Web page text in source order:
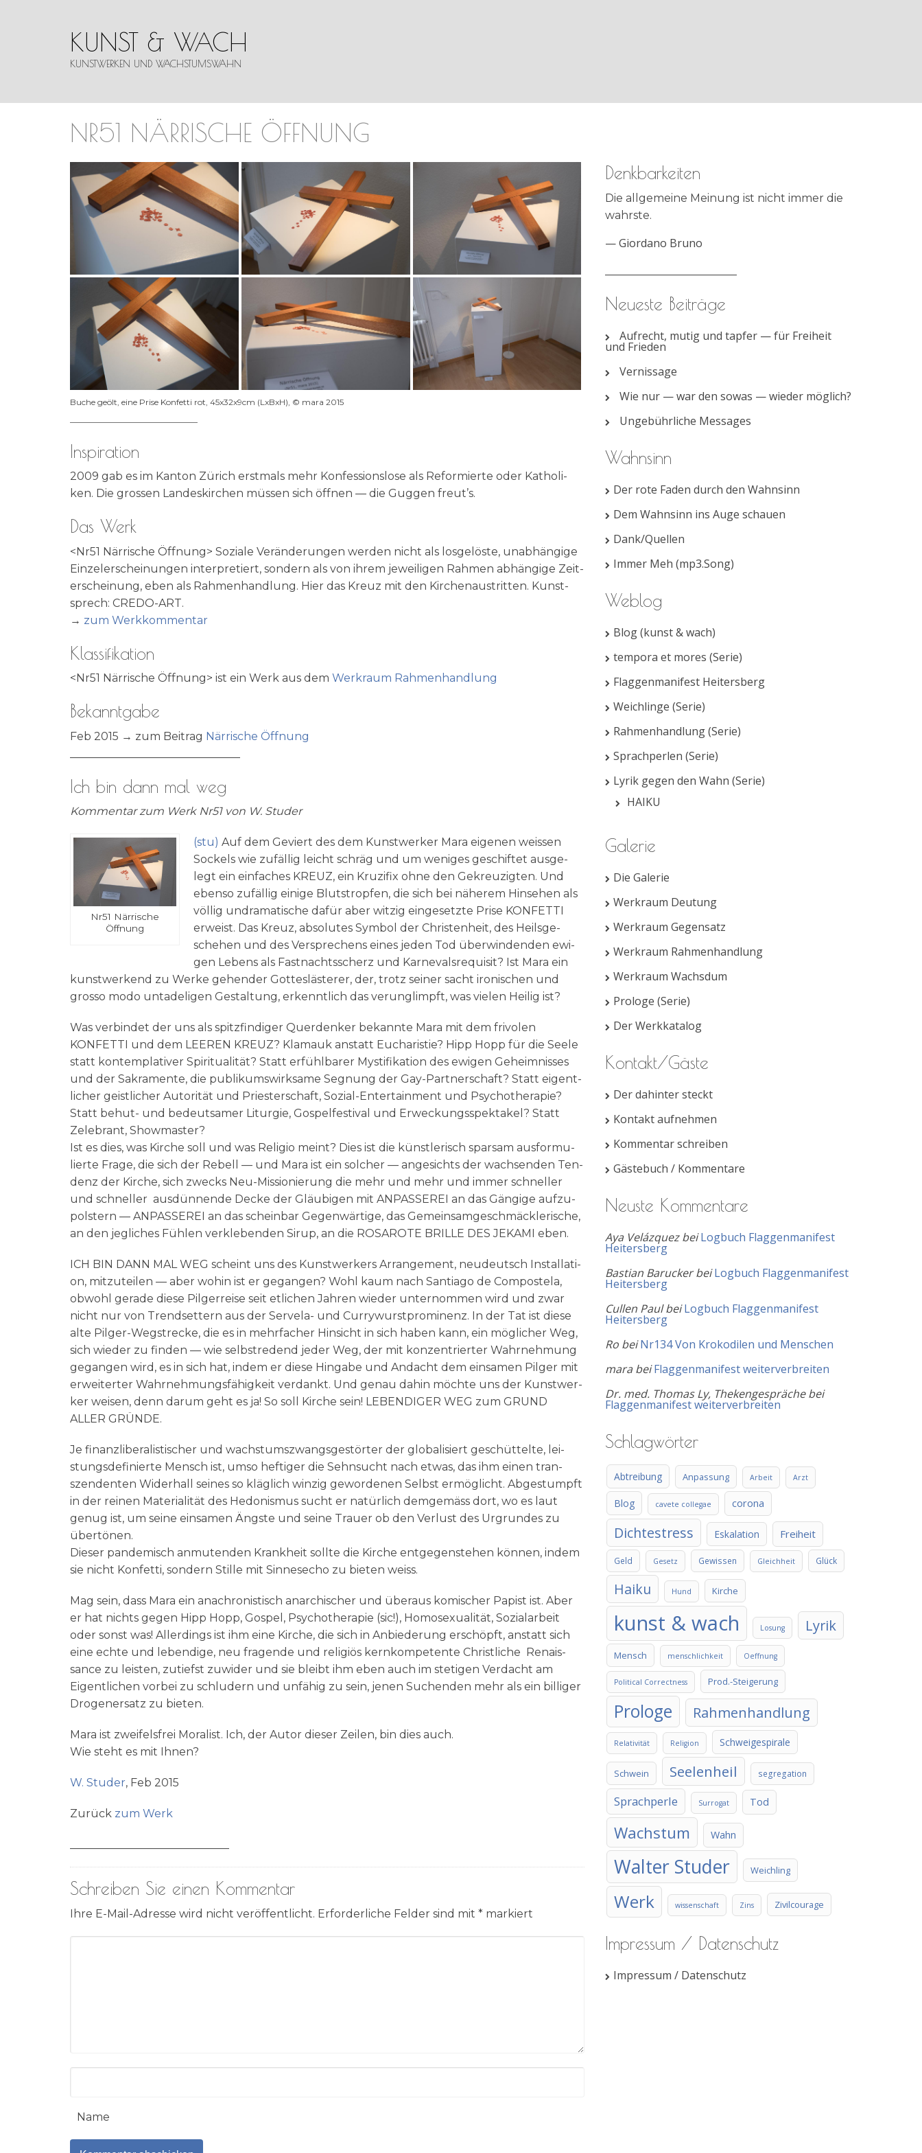
KUNST & WACH
KUNSTWERKEN UND WACHSTUMSWAHN
NR51 NÄRRISCHE ÖFFNUNG
Buche geölt, eine Pri­se Kon­fet­ti rot, 45x32x9cm (LxBxH), © mara 2015
Inspiration
2009 gab es im Kan­ton Zürich erst­mals mehr Kon­fes­si­ons­lo­se als Refor­mier­te oder Katho­li­
ken. Die gros­sen Lan­des­kir­chen müs­sen sich öff­nen — die Gug­gen freut’s.
Das Werk
<Nr51 När­ri­sche Öff­nung> Sozia­le Ver­än­de­run­gen wer­den nicht als los­ge­lö­ste, unab­hän­gi­ge
Ein­zel­er­schei­nun­gen inter­pre­tiert, son­dern als von ihrem jewei­li­gen Rah­men abhän­gi­ge Zeit­
er­schei­nung, eben als Rah­men­hand­lung. Hier das Kreuz mit den Kir­chen­aus­trit­ten. Kunst­
sprech: CREDO-ART.
→ zum Werk­kom­men­tar
Klassifikation
<Nr51 När­ri­sche Öff­nung> ist ein Werk aus dem Werk­raum Rahmenhandlung
Bekanntgabe
Feb 2015 → zum Bei­trag När­ri­sche Öffnung
Ich bin dann mal weg
Kom­men­tar zum Werk Nr51 von W. Studer
Nr51 När­ri­sche
Öffnung
(stu) Auf dem Geviert des dem Kunst­wer­ker Mara eige­nen weis­sen
Sockels wie zufäl­lig leicht schräg und um weni­ges geschif­tet aus­ge­
legt ein ein­fa­ches KREUZ, ein Kru­zi­fix ohne den Gekreu­zig­ten. Und
eben­so zufäl­lig eini­ge Bluts­trop­fen, die sich bei nähe­rem Hin­se­hen als
völ­lig undra­ma­ti­sche dafür aber wit­zig ein­ge­setz­te Pri­se KONFETTI
erweist. Das Kreuz, abso­lu­tes Sym­bol der Chri­sten­heit, des Heils­ge­
sche­hen und des Ver­spre­chens eines jeden Tod über­win­den­den ewi­
gen Lebens als Fast­nachts­scherz und Kar­ne­vals­re­qui­sit? Ist Mara ein
kunst­wer­kend zu Wer­ke gehen­der Got­tes­lä­ste­rer, der, trotz sei­ner sacht iro­ni­schen und
grosso modo unta­de­li­gen Gestal­tung, erkennt­lich das ver­un­glimpft, was vie­len Hei­lig ist?
Was ver­bin­det der uns als spitz­fin­di­ger Quer­den­ker bekann­te Mara mit dem fri­vo­len
KONFETTI und dem LEEREN KREUZ? Kla­mauk anstatt Eucha­ri­stie? Hipp Hopp für die See­le
statt kon­tem­pla­ti­ver Spi­ri­tua­li­tät? Statt erfühl­ba­rer Mysti­fi­ka­ti­on des ewi­gen Geheim­nis­ses
und der Sakra­men­te, die publi­kums­wirk­sa­me Seg­nung der Gay-Part­ner­schaft? Statt eigent­
li­cher geist­li­cher Auto­ri­tät und Prie­ster­schaft, Sozi­al-Enter­tain­ment und Psy­cho­the­ra­pie?
Statt behut- und bedeut­sa­mer Lit­ur­gie, Gos­pel­fe­sti­val und Erweckungs­spek­ta­kel? Statt
Zele­brant, Showmaster?
Ist es dies, was Kir­che soll und was Reli­gio meint? Dies ist die künst­le­risch spar­sam aus­for­mu­
lier­te Fra­ge, die sich der Rebell — und Mara ist ein sol­cher — ange­sichts der wach­sen­den Ten­
denz der Kir­che, sich zwecks Neu-Mis­sio­nie­rung die mehr und mehr und immer schnel­ler
und schnel­ler aus­dün­nen­de Decke der Gläu­bi­gen mit ANPASSEREI an das Gän­gi­ge auf­zu­
pol­stern — ANPASSEREI an das schein­bar Gegen­wär­ti­ge, das Gemein­sam­ge­schmäck­le­ri­sche,
an den jeg­li­ches Füh­len ver­kle­ben­den Sirup, an die ROSAROTE BRILLE DES JEKAMI eben.
ICH BIN DANN MAL WEG scheint uns des Kunst­wer­kers Arran­ge­ment, neu­deutsch Instal­la­ti­
on, mit­zu­tei­len — aber wohin ist er gegan­gen? Wohl kaum nach Sant­ia­go de Com­po­ste­la,
obwohl gera­de die­se Pil­ger­rei­se seit etli­chen Jah­ren wie­der unter­nom­men wird und zwar
nicht nur von Trend­set­tern aus der Ser­ve­la- und Cur­ry­wurst­pro­mi­nenz. In der Tat ist die­se
alte Pil­ger-Weg­strecke, die es in mehr­fa­cher Hin­sicht in sich haben kann, ein mög­li­cher Weg,
sich wie­der zu fin­den — wie selbst­re­dend jeder Weg, der mit kon­zen­trier­ter Wahr­neh­mung
gegan­gen wird, es in sich hat, indem er die­se Hin­ga­be und Andacht dem ein­sa­men Pil­ger mit
erwei­ter­ter Wahr­neh­mungs­fä­hig­keit ver­dankt. Und genau dahin möch­te uns der Kunst­wer­
ker wei­sen, denn dar­um geht es ja! So soll Kir­che sein! LEBENDIGER WEG zum GRUND
ALLER GRÜNDE.
Je finanz­li­be­ra­li­sti­scher und wachs­tums­zwangs­ge­stör­ter der glo­ba­li­siert geschüt­tel­te, lei­
stungs­de­fi­nier­te Mensch ist, umso hef­ti­ger die Sehn­sucht nach etwas, das ihm einen tran­
szen­den­ten Wider­hall sei­nes so kläg­lich win­zig gewor­de­nen Selbst ermög­licht. Abge­stumpft
in der rei­nen Mate­ria­li­tät des Hedo­nis­mus sucht er natür­lich dem­ge­mäss dort, wo es laut
genug ist, um sei­ne ein­sa­men Äng­ste und sei­ne Trau­er ob den Ver­lust des Urgrun­des zu
übertönen.
Die­ser pan­de­misch anmu­ten­den Krank­heit soll­te die Kir­che ent­ge­gen­ste­hen kön­nen, indem
sie nicht Kon­fet­ti, son­dern Stil­le mit Sin­nes­echo zu bie­ten weiss.
Mag sein, dass Mara ein ana­chro­ni­stisch anar­chi­scher und über­aus komi­scher Papist ist. Aber
er hat nichts gegen Hipp Hopp, Gos­pel, Psy­cho­the­ra­pie (sic!), Homo­se­xua­li­tät, Sozi­al­ar­beit
oder sonst was! Aller­dings ist ihm eine Kir­che, die sich in Anbie­de­rung erschöpft, anstatt sich
eine ech­te und leben­di­ge, neu fra­gen­de und reli­gi­ös kern­kom­pe­ten­te Christ­li­che Renais­
sance zu lei­sten, zutiefst zuwi­der und sie bleibt ihm eben auch im ste­ti­gen Ver­dacht am
Eigent­li­chen vor­bei zu schlu­dern und unfä­hig zu sein, jenen Suchen­den mehr als ein bil­li­ger
Dro­gen­er­satz zu bieten.
Mara ist zwei­fels­frei Mora­list. Ich, der Autor die­ser Zei­len, bin dies auch.
Wie steht es mit Ihnen?
W. Stu­der, Feb 2015
Zurück zum Werk
Schreiben Sie einen Kommentar
Ihre E-Mail-Adresse wird nicht veröffentlicht. Erforderliche Felder sind mit * markiert
Name
Denkbarkeiten
Die allgemeine Meinung ist nicht immer die
wahrste.
—Giordano Bruno
Neueste Beiträge
Aufrecht, mutig und tapfer — für Freiheit
und Frieden
Vernissage
Wie nur — war den sowas — wieder möglich?
Ungebührliche Messages
Wahnsinn
Der rote Faden durch den Wahnsinn
Dem Wahnsinn ins Auge schauen
Dank/Quellen
Immer Meh (mp3.Song)
Weblog
Blog (kunst & wach)
tempora et mores (Serie)
Flaggenmanifest Heitersberg
Weichlinge (Serie)
Rahmenhandlung (Serie)
Sprachperlen (Serie)
Lyrik gegen den Wahn (Serie)
HAIKU
Galerie
Die Galerie
Werkraum Deutung
Werkraum Gegensatz
Werkraum Rahmenhandlung
Werkraum Wachsdum
Prologe (Serie)
Der Werkkatalog
Kontakt/Gäste
Der dahinter steckt
Kontakt aufnehmen
Kommentar schreiben
Gästebuch / Kommentare
Neuste Kommentare
Aya VelázquezbeiLogbuch Flaggenmanifest
Heitersberg
Bastian BaruckerbeiLogbuch Flaggenmanifest
Heitersberg
Cullen PaulbeiLogbuch Flaggenmanifest
Heitersberg
Ro beiNr134 Von Krokodilen und Menschen
mara beiFlaggenmanifest weiterverbreiten
Dr. med. Thomas Ly, Thekengesprächebei
Flaggenmanifest weiterverbreiten
Schlagwörter
Abtreibung Anpassung Arbeit Arzt
Blog cavete collegae corona
Dichtestress Eskalation Freiheit
Geld Gesetz Gewissen Gleichheit Glück
Haiku Hund Kirche
kunst & wach Losung Lyrik
Mensch menschlichkeit Oeffnung
Political Correctness Prod.-Steigerung
Prologe Rahmenhandlung
Relativität Religion Schweigespirale
Schwein Seelenheil segregation
Sprachperle Surrogat Tod
Wachstum Wahn
Walter Studer Weichling
Werk wissenschaft Zins Zivilcourage
Impressum / Datenschutz
Impressum / Datenschutz